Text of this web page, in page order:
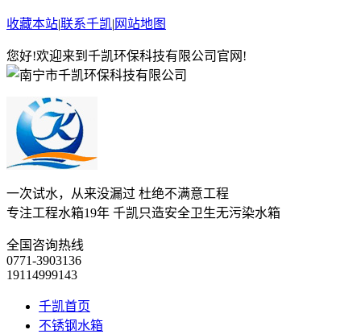
收藏本站|联系千凯| 网站地图
您好!欢迎来到千凯环保科技有限公司官网!
一次试水，从来没漏过 杜绝不满意工程
专注工程水箱19年 千凯只造安全卫生无污染水箱
全国咨询热线
0771-3903136
19114999143
千凯首页
不锈钢水箱